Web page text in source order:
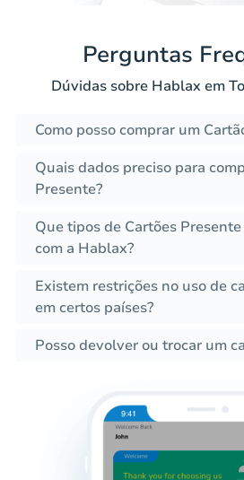
Perguntas
Dúvidas sobre Hablax em
Como posso comprar um
Quais dados preciso para
Presente?
Que tipos de Cartões
com a Hablax?
Existem restrições no uso de
em certos países?
Posso devolver ou trocar um